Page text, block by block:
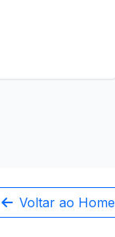
Voltar ao Home